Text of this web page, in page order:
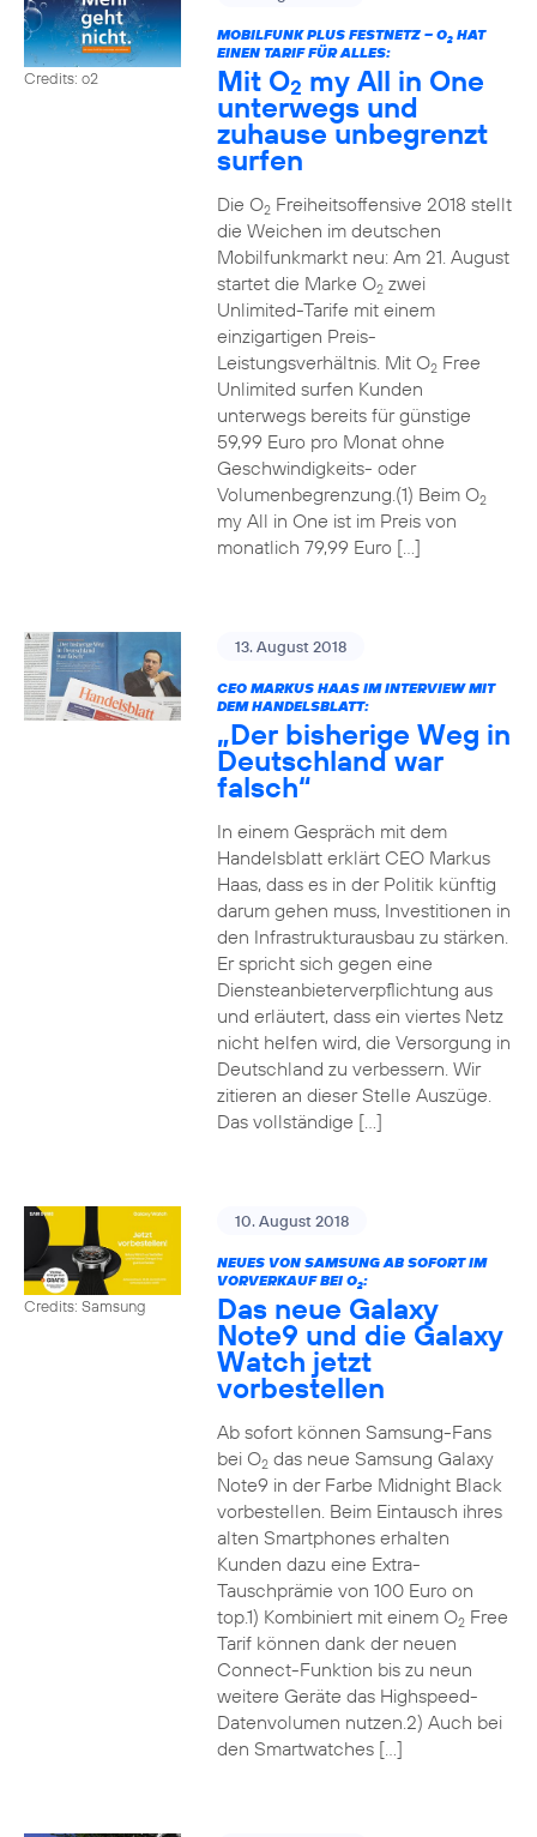
Credits: o2
MOBILFUNK PLUS FESTNETZ – O2HAT
EINEN TARIF FÜR ALLES:
Mit O2 my All in One
unterwegs und
zuhause unbegrenzt
surfen
Die O2Freiheitsoffensive 2018 stellt
die Weichen im deutschen
Mobilfunkmarkt neu: Am 21. August
startet die Marke O2zwei
Unlimited-Tarife mit einem
einzigartigen Preis-
Leistungsverhältnis. Mit O2Free
Unlimited surfen Kunden
unterwegs bereits für günstige
59,99 Euro pro Monat ohne
Geschwindigkeits- oder
Volumenbegrenzung.(1) Beim O2
my All in One ist im Preis von
monatlich 79,99 Euro […]
13. August 2018
CEO MARKUS HAAS IM INTERVIEW MIT
DEM HANDELSBLATT:
„Der bisherige Weg in
Deutschland war
falsch“
In einem Gespräch mit dem
Handelsblatt erklärt CEO Markus
Haas, dass es in der Politik künftig
darum gehen muss, Investitionen in
den Infrastrukturausbau zu stärken.
Er spricht sich gegen eine
Diensteanbieterverpflichtung aus
und erläutert, dass ein viertes Netz
nicht helfen wird, die Versorgung in
Deutschland zu verbessern. Wir
zitieren an dieser Stelle Auszüge.
Das vollständige […]
Credits: Samsung
10. August 2018
NEUES VON SAMSUNG AB SOFORT IM
VORVERKAUF BEI O2:
Das neue Galaxy
Note9 und die Galaxy
Watch jetzt
vorbestellen
Ab sofort können Samsung-Fans
bei O2das neue Samsung Galaxy
Note9 in der Farbe Midnight Black
vorbestellen. Beim Eintausch ihres
alten Smartphones erhalten
Kunden dazu eine Extra-
Tauschprämie von 100 Euro on
top.1) Kombiniert mit einem O2Free
Tarif können dank der neuen
Connect-Funktion bis zu neun
weitere Geräte das Highspeed-
Datenvolumen nutzen.2) Auch bei
den Smartwatches […]